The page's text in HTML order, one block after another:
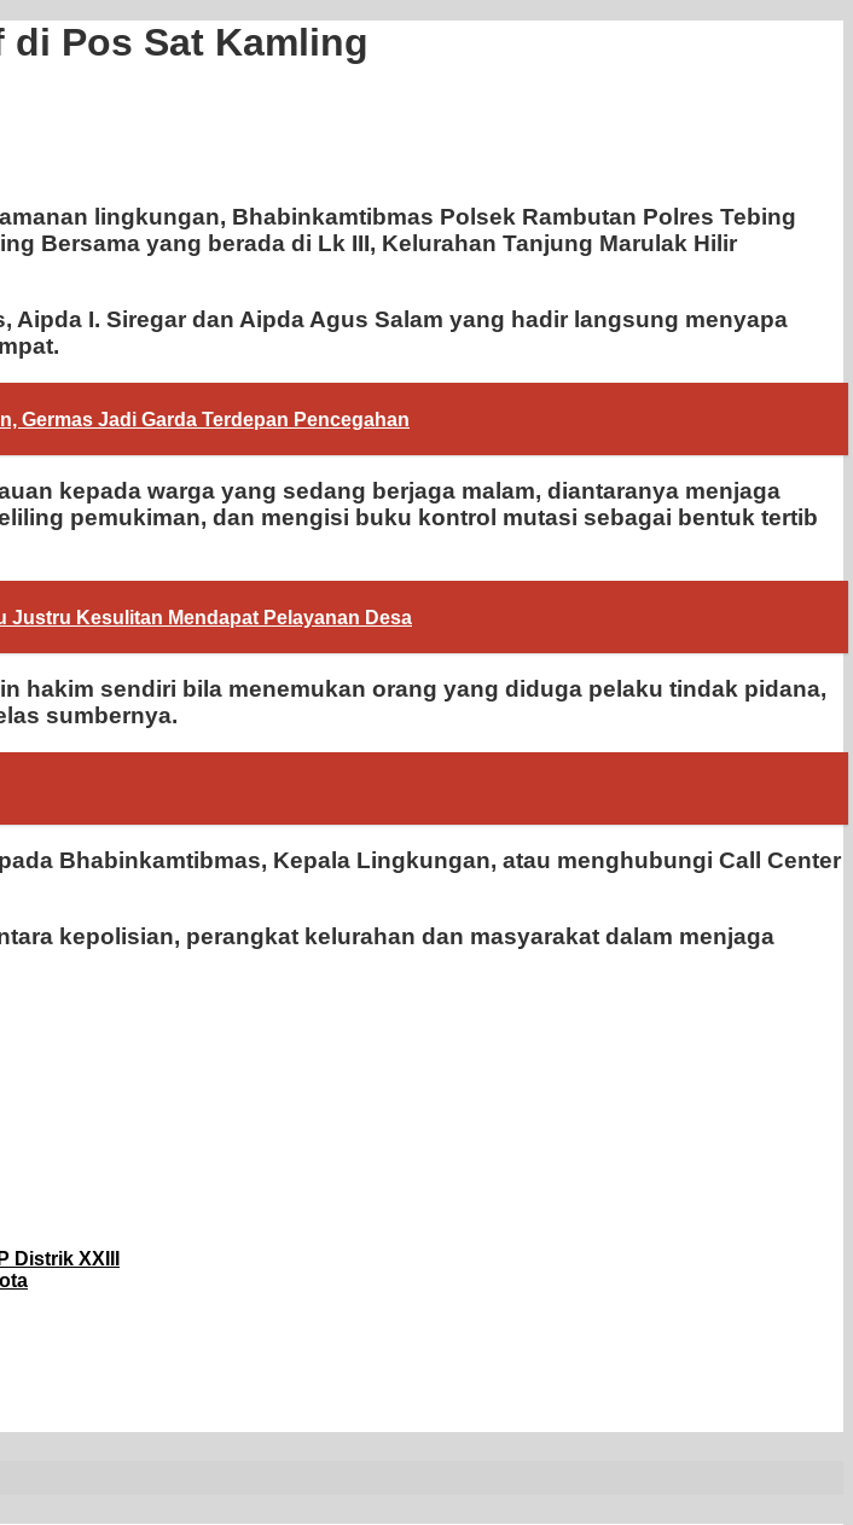
di Pos Sat Kamling
lingkungan, Bhabinkamtibmas Polsek Rambutan Polres Tebing
Bersama yang berada di Lk III, Kelurahan Tanjung Marulak Hilir
I. Siregar dan Aipda Agus Salam yang hadir langsung menyapa
Germas Jadi Garda Terdepan Pencegahan
kepada warga yang sedang berjaga malam, diantaranya menjaga
pemukiman, dan mengisi buku kontrol mutasi sebagai bentuk tertib
Justru Kesulitan Mendapat Pelayanan Desa
hakim sendiri bila menemukan orang yang diduga pelaku tindak pidana,
sumbernya.
Bhabinkamtibmas, Kepala Lingkungan, atau menghubungi Call Center
kepolisian, perangkat kelurahan dan masyarakat dalam menjaga
XXIII